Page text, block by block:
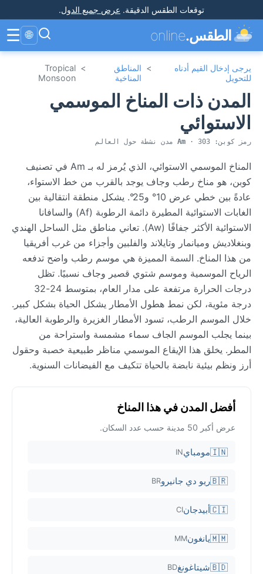
توقعات الطقس الدقيقة. عرض جميع الدول.
الطقس.online
🌐
☰
يرجى إدخال القيم أدناه
للتحويل
> المناطق
المناخية
>
Tropical
Monsoon
المدن ذات المناخ الموسمي
الاستوائي
رمز كوبن: Am · 303 مدن نشطة حول العالم
المناخ الموسمي الاستوائي، الذي يُرمز له بـ Am في تصنيف
كوبن، هو مناخ رطب وجاف يوجد بالقرب من خط الاستواء،
عادةً بين خطي عرض 10° و25°. يشكل منطقة انتقالية بين
الغابات الاستوائية المطيرة دائمة الرطوبة (Af) والسافانا
الاستوائية الأكثر جفافًا (Aw). تعاني مناطق مثل الساحل الهندي
وبنغلاديش وميانمار وتايلاند والفلبين وأجزاء من غرب أفريقيا
من هذا المناخ. السمة المميزة هي موسم رطب واضح تدفعه
الرياح الموسمية وموسم شتوي قصير وجاف نسبيًا. تظل
درجات الحرارة مرتفعة على مدار العام، بمتوسط 24-32
درجة مئوية، لكن نمط هطول الأمطار يشكل الحياة بشكل كبير.
خلال الموسم الرطب، تسود الأمطار الغزيرة والرطوبة العالية،
بينما يجلب الموسم الجاف سماء مشمسة واستراحة من
المطر. يخلق هذا الإيقاع الموسمي مناظر طبيعية خصبة وحقول
أرز ونظم بيئية نابضة بالحياة تتكيف مع الفيضانات السنوية.
أفضل المدن في هذا المناخ
عرض أكبر 50 مدينة حسب عدد السكان.
🇮🇳مومبايIN
🇧🇷ريو دي جانيروBR
🇨🇮أبيدجانCI
🇲🇲يانغونMM
🇧🇩شيتاغونغBD